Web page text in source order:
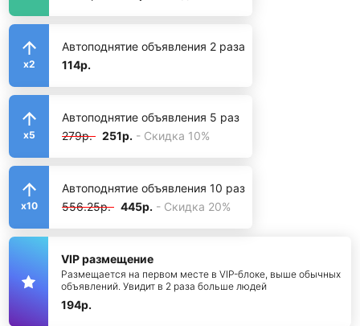
x2
Автоподнятие объявления 2 раза
114р.
x5
Автоподнятие объявления 5 раз
279р. 251р. - Скидка 10%
x10
Автоподнятие объявления 10 раз
556.25р. 445р. - Скидка 20%
VIP размещение
Размещается на первом месте в VIP-блоке, выше обычных
объявлений. Увидит в 2 раза больше людей
194р.